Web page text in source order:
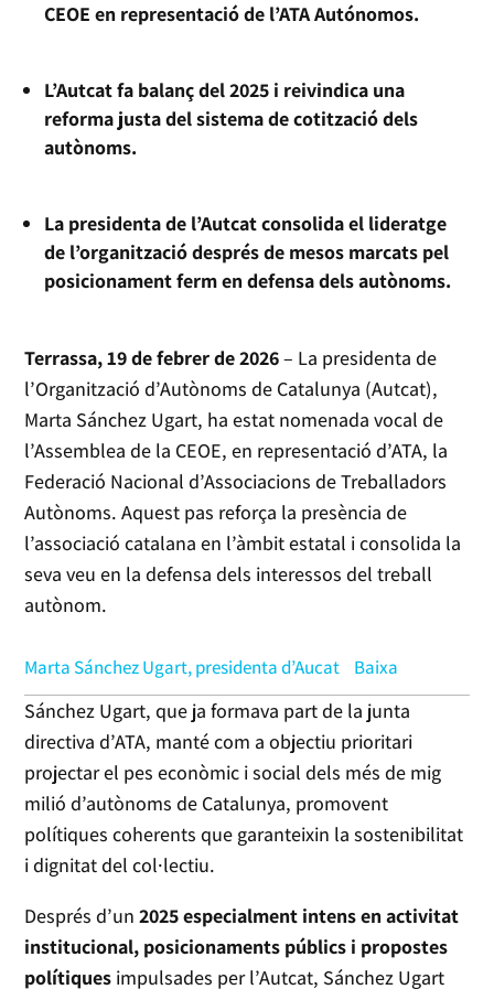
CEOE en representació de l’ATA Autónomos.
L’Autcat fa balanç del 2025 i reivindica una
reforma justa del sistema de cotització dels
autònoms.
La presidenta de l’Autcat consolida el lideratge
de l’organització després de mesos marcats pel
posicionament ferm en defensa dels autònoms.
Terrassa, 19 de febrer de 2026– La presidenta de
l’Organització d’Autònoms de Catalunya (Autcat),
Marta Sánchez Ugart, ha estat nomenada vocal de
l’Assemblea de la CEOE, en representació d’ATA, la
Federació Nacional d’Associacions de Treballadors
Autònoms. Aquest pas reforça la presència de
l’associació catalana en l’àmbit estatal i consolida la
seva veu en la defensa dels interessos del treball
autònom.
Marta Sánchez Ugart, presidenta d’Aucat Baixa
Sánchez Ugart, que ja formava part de la junta
directiva d’ATA, manté com a objectiu prioritari
projectar el pes econòmic i social dels més de mig
milió d’autònoms de Catalunya, promovent
polítiques coherents que garanteixin la sostenibilitat
i dignitat del col·lectiu.
Després d’un2025 especialment intens en activitat
institucional, posicionaments públics i propostes
polítiques impulsades per l’Autcat, Sánchez Ugart